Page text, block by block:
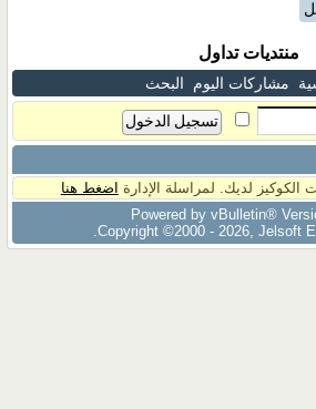
منتديات تداول
مشاركات اليوم البحث
لديك. لمراسلة الإدارة اضغط هنا
Powered by vBulletin®
Copyright ©2000 - 2026, Jelsoft